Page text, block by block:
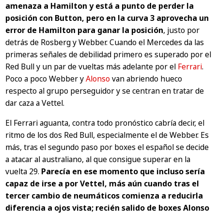
amenaza a Hamilton y está a punto de perder la
posición con Button, pero en la curva 3 aprovecha un
error de Hamilton para ganar la posición, justo por
detrás de Rosberg y Webber. Cuando el Mercedes da las
primeras señales de debilidad primero es superado por el
Red Bull y un par de vueltas más adelante por el Ferrari.
Poco a poco Webber yAlonsovan abriendo hueco
respecto al grupo perseguidor y se centran en tratar de
dar caza a Vettel.
El Ferrari aguanta, contra todo pronóstico cabría decir, el
ritmo de los dos Red Bull, especialmente el de Webber. Es
más, tras el segundo paso por boxes el español se decide
a atacar al australiano, al que consigue superar en la
vuelta 29. Parecía en ese momento que incluso sería
capaz de irse a por Vettel, más aún cuando tras el
tercer cambio de neumáticos comienza a reducirla
diferencia a ojos vista; recién salido de boxes Alonso